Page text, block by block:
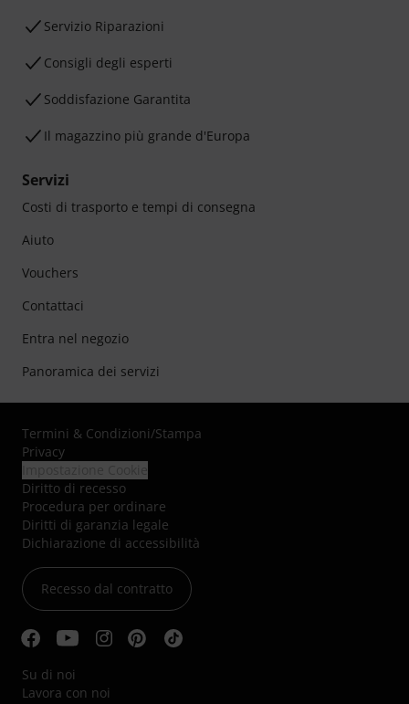
Servizio Riparazioni
Consigli degli esperti
Soddisfazione Garantita
Il magazzino più grande d'Europa
Servizi
Costi di trasporto e tempi di consegna
Aiuto
Vouchers
Contattaci
Entra nel negozio
Panoramica dei servizi
Termini & Condizioni/Stampa
Privacy
Diritto di recesso
Procedura per ordinare
Diritti di garanzia legale
Dichiarazione di accessibilità
Recesso dal contratto
Su di noi
Lavora con noi